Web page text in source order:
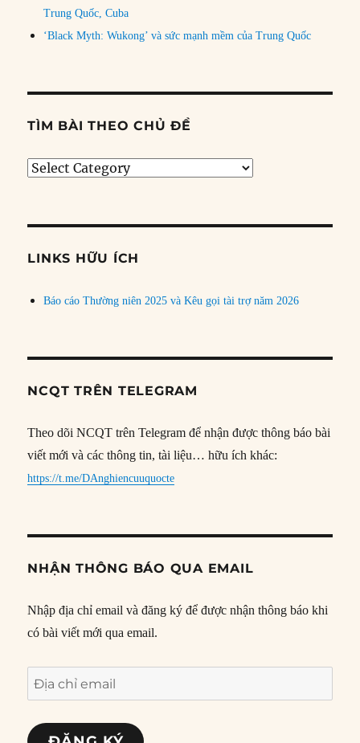
Trung Quốc, Cuba
‘Black Myth: Wukong’ và sức mạnh mềm của Trung Quốc
TÌM BÀI THEO CHỦ ĐỀ
Tìm
đề
LINKS HỮU ÍCH
Báo cáo Thường niên 2025 và Kêu gọi tài trợ năm 2026
NCQT TRÊN TELEGRAM
Theo dõi NCQT trên Telegram để nhận được thông báo bài
viết mới và các thông tin, tài liệu… hữu ích khác:
https://t.me/DAnghiencuuquocte
NHẬN THÔNG BÁO QUA EMAIL
Nhập địa chỉ email và đăng ký để được nhận thông báo khi
có bài viết mới qua email.
Địa
chỉ
email